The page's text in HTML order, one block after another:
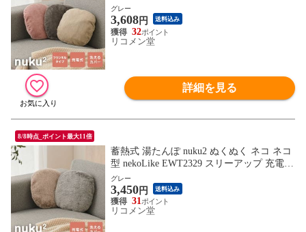
たんぽ 電気湯たんぽ コードレス湯たんぽ
エコ 節電 省エネ 電気あんか 繰り返し使え
る EWT-2162 スリーアップ
グレー
3,608円 送料込み
32
リコメン堂
詳細を見る
8/8時点_ポイント最大11倍
蓄熱式 湯たんぽ nuku2 ぬくぬく ネコ ネコ
型 nekoLike EWT2329 スリーアップ 充電式
充電式湯たんぽ 電気湯たんぽ コードレス
湯たんぽ エコ 充電式エコ湯たんぽ
グレー
3,450円 送料込み
31
リコメン堂